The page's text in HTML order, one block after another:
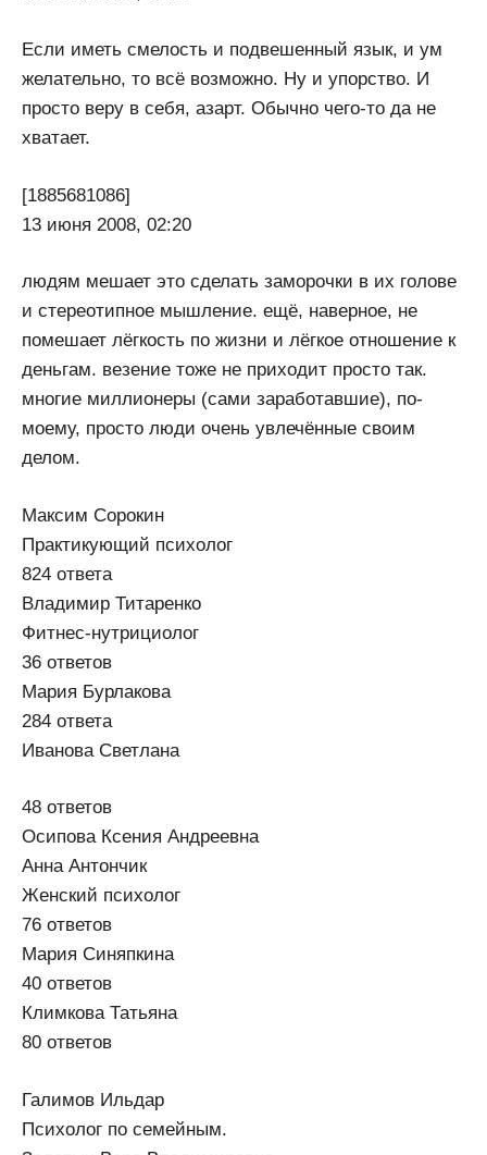
Если иметь смелость и подвешенный язык, и ум
желательно, то всё возможно. Ну и упорство. И
просто веру в себя, азарт. Обычно чего-то да не
хватает.
[1885681086]
13 июня 2008, 02:20
людям мешает это сделать заморочки в их голове
и стереотипное мышление. ещё, наверное, не
помешает лёгкость по жизни и лёгкое отношение к
деньгам. везение тоже не приходит просто так.
многие миллионеры (сами заработавшие), по-
моему, просто люди очень увлечённые своим
делом.
Максим Сорокин
Практикующий психолог
824 ответа
Владимир Титаренко
Фитнес-нутрициолог
36 ответов
Мария Бурлакова
284 ответа
Иванова Светлана
48 ответов
Осипова Ксения Андреевна
Анна Антончик
Женский психолог
76 ответов
Мария Синяпкина
40 ответов
Климкова Татьяна
80 ответов
Галимов Ильдар
Психолог по семейным.